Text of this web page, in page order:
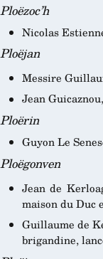
Ploëzoc’h
Nicolas
Ploëjan
Messire
Jean
Ploërin
Guyon Le
Ploëgonven
Jean de
maison du Duc
Guillaume de
brigandine,